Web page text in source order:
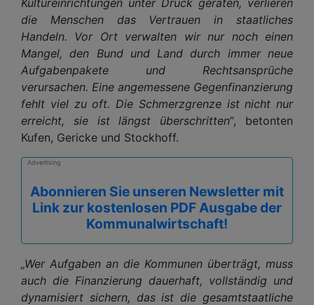
die Menschen das Vertrauen in staatliches
Handeln. Vor Ort verwalten wir nur noch einen
Mangel, den Bund und Land durch immer neue
Aufgabenpakete und Rechtsansprüche
verursachen. Eine angemessene Gegenfinanzierung
fehlt viel zu oft. Die Schmerzgrenze ist nicht nur
erreicht, sie ist längst überschritten“, betonten
Kufen, Gericke und Stockhoff.
Advertising
Abonnieren Sie unseren Newsletter mit
Link zur kostenlosen PDF Ausgabe der
Kommunalwirtschaft!
„Wer Aufgaben an die Kommunen überträgt, muss
auch die Finanzierung dauerhaft, vollständig und
dynamisiert sichern, das ist die gesamtstaatliche